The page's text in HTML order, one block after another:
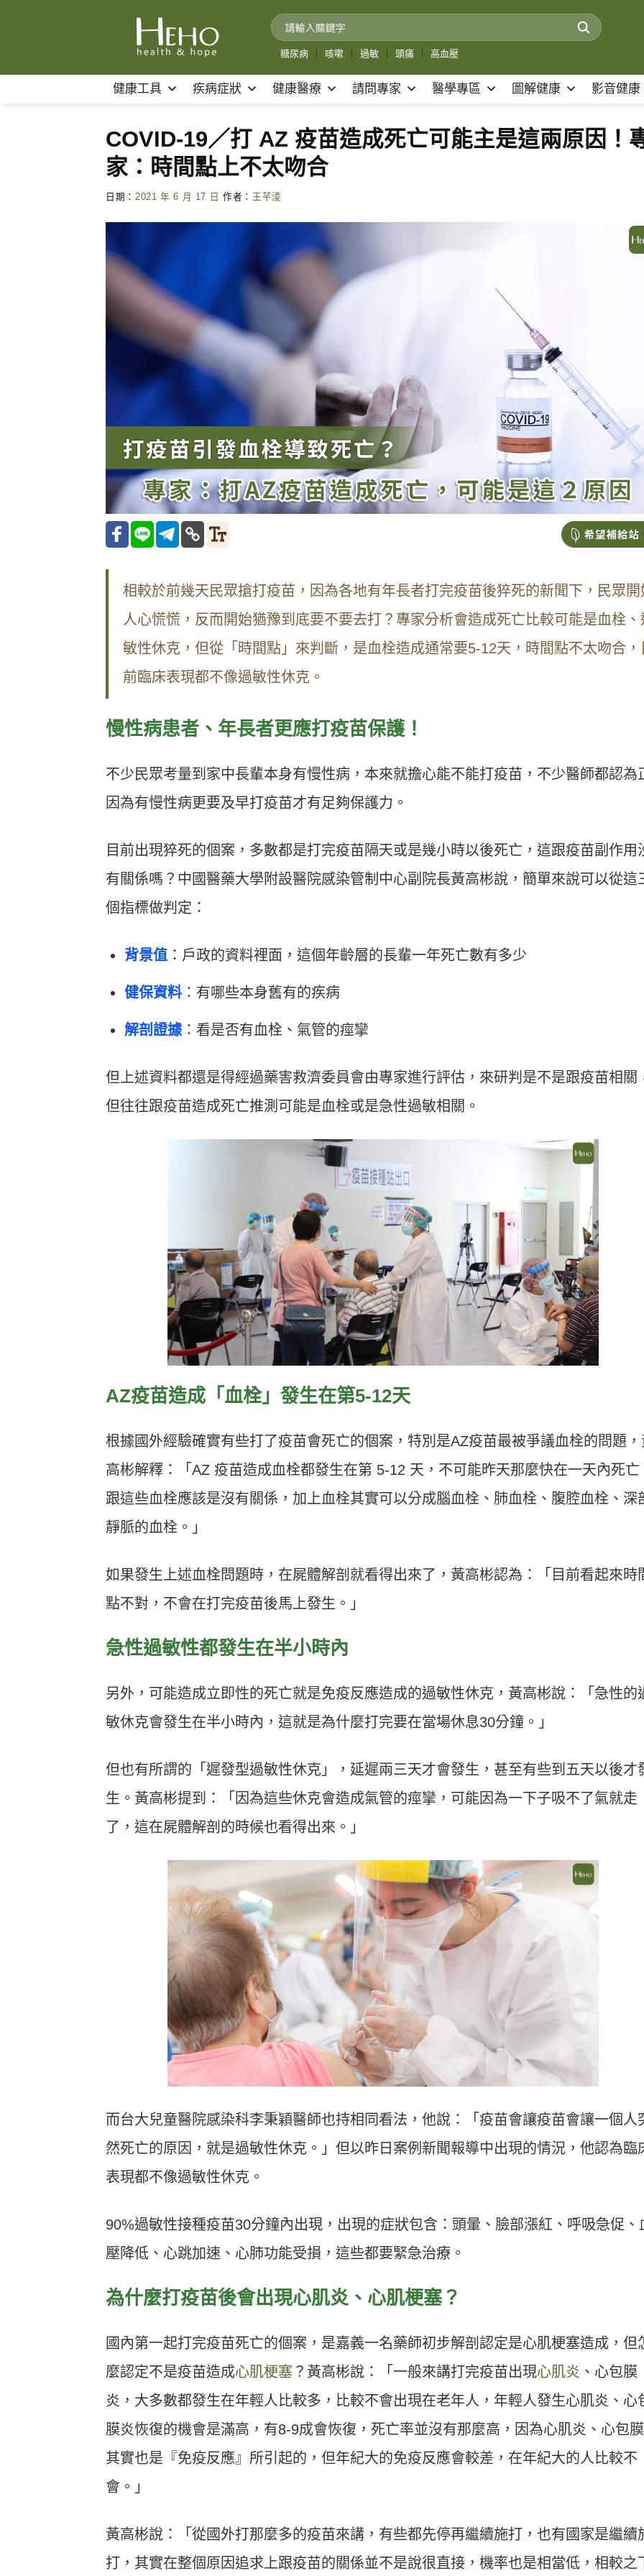
糖尿病 咳嗽 過敏 頭痛 高血壓
健康工具 疾病症狀 健康醫療 請問專家 醫學專區 圖解健康 影音健康
COVID-19／打 AZ 疫苗造成死亡可能主是這兩原因！
家：時間點上不太吻合
日期： 2021 年 6 月 17 日 作者： 王芊淩
相較於前幾天民眾搶打疫苗，因為各地有年長者打完疫苗後猝死的新聞下，民眾開
人心慌慌，反而開始猶豫到底要不要去打？專家分析會造成死亡比較可能是血栓
敏性休克，但從「時間點」來判斷，是血栓造成通常要5-12天，時間點不太吻合，
前臨床表現都不像過敏性休克。
慢性病患者、年長者更應打疫苗保護！
不少民眾考量到家中長輩本身有慢性病，本來就擔心能不能打疫苗，不少醫師都認為
因為有慢性病更要及早打疫苗才有足夠保護力。
目前出現猝死的個案，多數都是打完疫苗隔天或是幾小時以後死亡，這跟疫苗副作用
有關係嗎？中國醫藥大學附設醫院感染管制中心副院長黃高彬說，簡單來說可以從這
個指標做判定：
背景值 ：戶政的資料裡面，這個年齡層的長輩一年死亡數有多少
健保資料 ：有哪些本身舊有的疾病
解剖證據 ：看是否有血栓、氣管的痙攣
但上述資料都還是得經過藥害救濟委員會由專家進行評估，來研判是不是跟疫苗相關
但往往跟疫苗造成死亡推測可能是血栓或是急性過敏相關。
AZ疫苗造成「血栓」發生在第5-12天
根據國外經驗確實有些打了疫苗會死亡的個案，特別是AZ疫苗最被爭議血栓的問題，
高彬解釋：「AZ 疫苗造成血栓都發生在第 5-12 天，不可能昨天那麼快在一天內死亡
跟這些血栓應該是沒有關係，加上血栓其實可以分成腦血栓、肺血栓、腹腔血栓、深
靜脈的血栓。」
如果發生上述血栓問題時，在屍體解剖就看得出來了，黃高彬認為：「目前看起來時
點不對，不會在打完疫苗後馬上發生。」
急性過敏性都發生在半小時內
另外，可能造成立即性的死亡就是免疫反應造成的過敏性休克，黃高彬說：「急性的
敏休克會發生在半小時內，這就是為什麼打完要在當場休息30分鐘。」
但也有所謂的「遲發型過敏性休克」，延遲兩三天才會發生，甚至有些到五天以後才
生。黃高彬提到：「因為這些休克會造成氣管的痙攣，可能因為一下子吸不了氣就走
了，這在屍體解剖的時候也看得出來。」
而台大兒童醫院感染科李秉穎醫師也持相同看法，他說：「疫苗會讓疫苗會讓一個人
然死亡的原因，就是過敏性休克。」但以昨日案例新聞報導中出現的情況，他認為臨
表現都不像過敏性休克。
90%過敏性接種疫苗30分鐘內出現，出現的症狀包含：頭暈、臉部漲紅、呼吸急促、
壓降低、心跳加速、心肺功能受損，這些都要緊急治療。
為什麼打疫苗後會出現心肌炎、心肌梗塞？
國內第一起打完疫苗死亡的個案，是嘉義一名藥師初步解剖認定是心肌梗塞造成，但
麼認定不是疫苗造成心肌梗塞 ？黃高彬說：「一般來講打完疫苗出現心肌炎 、心包膜
炎，大多數都發生在年輕人比較多，比較不會出現在老年人，年輕人發生心肌炎、心
膜炎恢復的機會是滿高，有8-9成會恢復，死亡率並沒有那麼高，因為心肌炎、心包
其實也是『免疫反應』所引起的，但年紀大的免疫反應會較差，在年紀大的人比較不
會。」
黃高彬說：「從國外打那麼多的疫苗來講，有些都先停再繼續施打，也有國家是繼續
打，其實在整個原因追求上跟疫苗的關係並不是說很直接，機率也是相當低，相較之